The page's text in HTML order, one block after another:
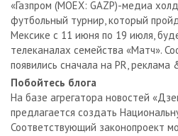
«Газпром (MOEX: GAZP)-медиа
футбольный турнир, который
Мексике с 11 июня по 19 июля,
телеканалах семейства «Матч».
появились сначала на PR, реклама
Побойтесь блога
На базе агрегатора новостей
предлагается создать
Соответствующий законопроект